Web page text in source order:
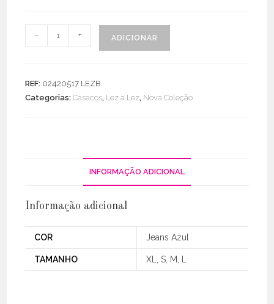
Quantidade
de
Cropped
- + ADICIONAR
REF: 02420517 LEZB
Categorias:Casacos, Lez a Lez, Nova Coleção
INFORMAÇÃO ADICIONAL
Informação adicional
COR Jeans Azul
TAMANHO XL, S, M, L